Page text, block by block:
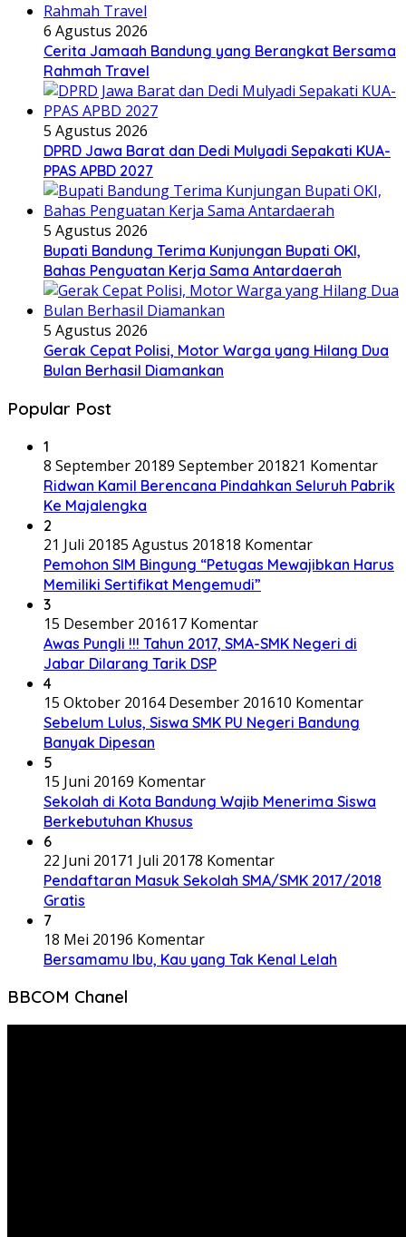
6 Agustus 2026
Cerita Jamaah Bandung yang Berangkat Bersama
Rahmah Travel
5 Agustus 2026
DPRD Jawa Barat dan Dedi Mulyadi Sepakati KUA-
PPAS APBD 2027
5 Agustus 2026
Bupati Bandung Terima Kunjungan Bupati OKI,
Bahas Penguatan Kerja Sama Antardaerah
5 Agustus 2026
Gerak Cepat Polisi, Motor Warga yang Hilang Dua
Bulan Berhasil Diamankan
Popular Post
1
8 September 20189 September 201821 Komentar
Ridwan Kamil Berencana Pindahkan Seluruh Pabrik
Ke Majalengka
2
21 Juli 20185 Agustus 201818 Komentar
Pemohon SIM Bingung “Petugas Mewajibkan Harus
Memiliki Sertifikat Mengemudi”
3
15 Desember 201617 Komentar
Awas Pungli !!! Tahun 2017, SMA-SMK Negeri di
Jabar Dilarang Tarik DSP
4
15 Oktober 20164 Desember 201610 Komentar
Sebelum Lulus, Siswa SMK PU Negeri Bandung
Banyak Dipesan
5
15 Juni 20169 Komentar
Sekolah di Kota Bandung Wajib Menerima Siswa
Berkebutuhan Khusus
6
22 Juni 20171 Juli 20178 Komentar
Pendaftaran Masuk Sekolah SMA/SMK 2017/2018
Gratis
7
18 Mei 20196 Komentar
Bersamamu Ibu, Kau yang Tak Kenal Lelah
BBCOM Chanel